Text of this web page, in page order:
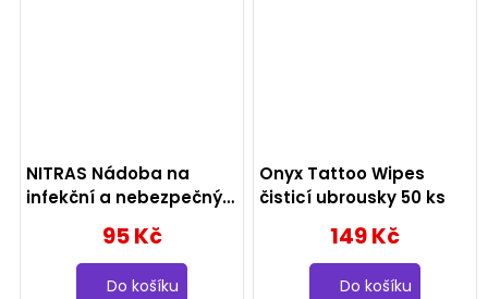
NITRAS Nádoba na
infekční a nebezpečný
odpad 2 l95 Kč
Do košíku
Onyx Tattoo Wipes
čisticí ubrousky 50 ks
149 Kč
Do košíku